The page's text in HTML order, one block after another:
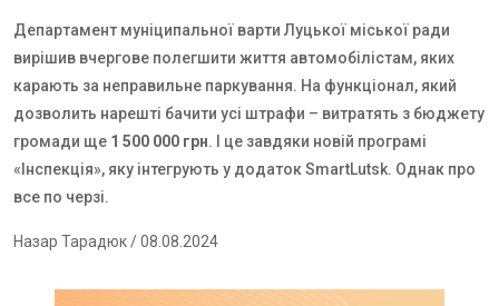
Департамент муніципальної варти Луцької міської ради
вирішив вчергове полегшити життя автомобілістам, яких
карають за неправильне паркування. На функціонал, який
дозволить нарешті бачити усі штрафи – витратять з бюджету
громади ще 1 500 000 грн. І це завдяки новій програмі
«Інспекція», яку інтегрують у додатокSmartLutsk. Однак про
все по черзі.
Назар Тарадюк/ 08.08.2024